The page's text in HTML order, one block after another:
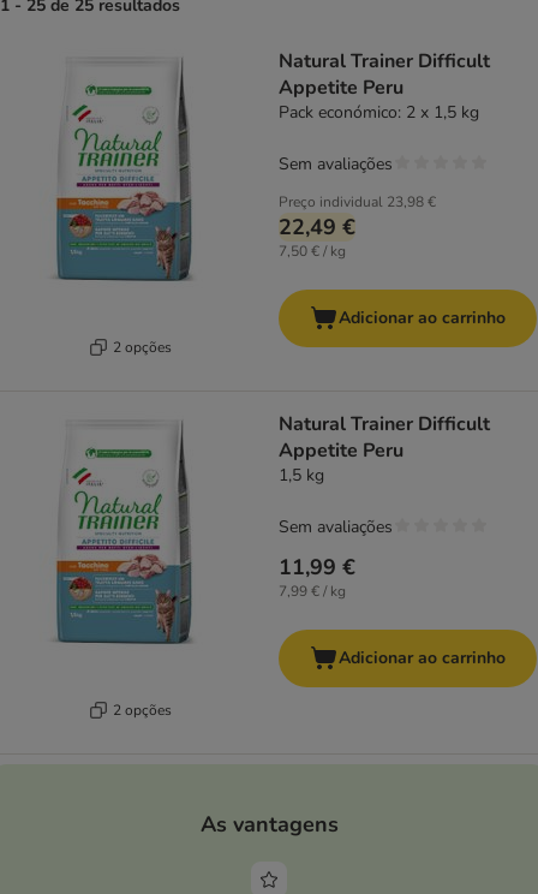
1 - 25 de 25 resultados
2 opções
Natural Trainer Difficult
Appetite Peru
Pack económico: 2 x 1,5 kg
Preço individual 23,98 €
22,49 €
7,50 € / kg
Sem avaliações
Adicionar ao carrinho
2 opções
Natural Trainer Difficult
Appetite Peru
1,5 kg
11,99 €
7,99 € / kg
Sem avaliações
Adicionar ao carrinho
As vantagens